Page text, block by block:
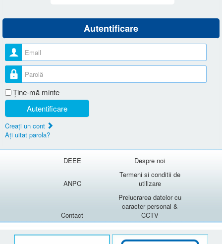
Autentificare
Nume utilizator
Parolă
Ţine-mă minte
Autentificare
Creaţi un cont
Aţi uitat parola?
DEEE Despre noi
ANPC
Termeni si conditii de
utilizare
Contact
Prelucrarea datelor cu
caracter personal &
CCTV